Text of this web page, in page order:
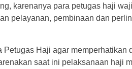
karenanya para petugas haji
pelayanan, pembinaan dan
Petugas Haji agar memperhatikan
saat ini pelaksanaan haji